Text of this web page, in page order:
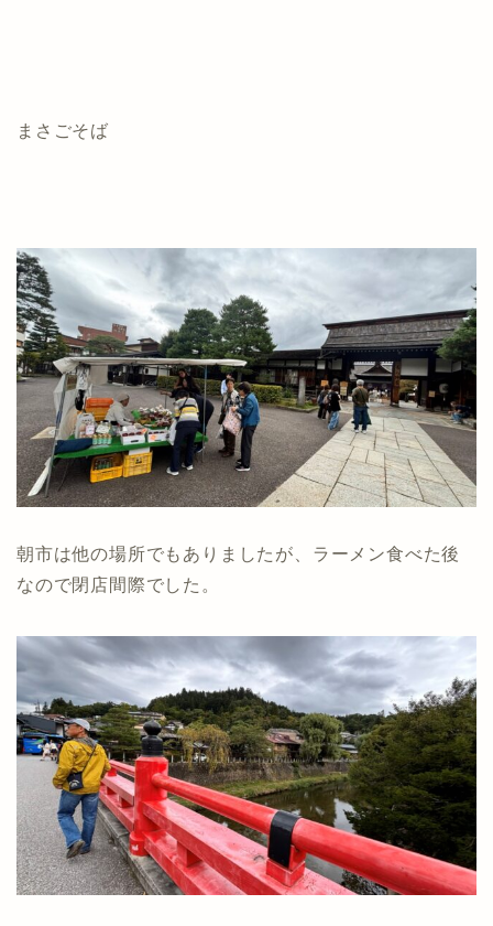
まさごそば
朝市は他の場所でもありましたが、ラーメン食べた後
なので閉店間際でした。